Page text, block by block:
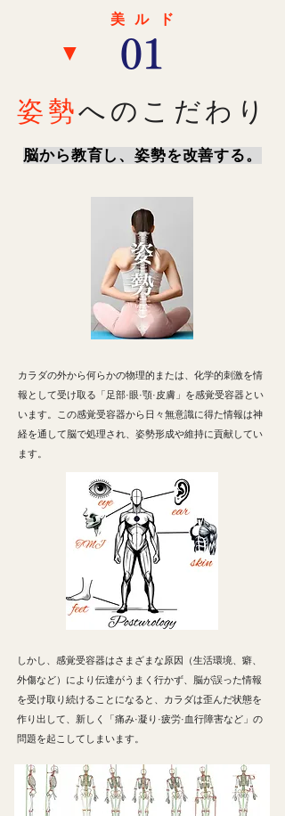
▼ ​01
美ル ド
姿勢へのこだわり
脳から教育し、姿勢を改善する。​​
カラダの外から何らかの物理的または、化学的刺激を情
報として受け取る「足部·眼·顎·皮膚」を感覚受容器とい
います。この感覚受容器から日々無意識に得た情報は神
経を通して脳で処理され、姿勢形成や維持に貢献してい
ます。​
しかし、感覚受容器はさまざまな原因（生活環境、癖、
外傷など）により伝達がうまく行かず、脳が誤った情報
を受け取り続けることになると、カラダは歪んだ状態を
作り出して、新しく「痛み·凝り·疲労·血行障害など」の
問題を起こしてしまいます。